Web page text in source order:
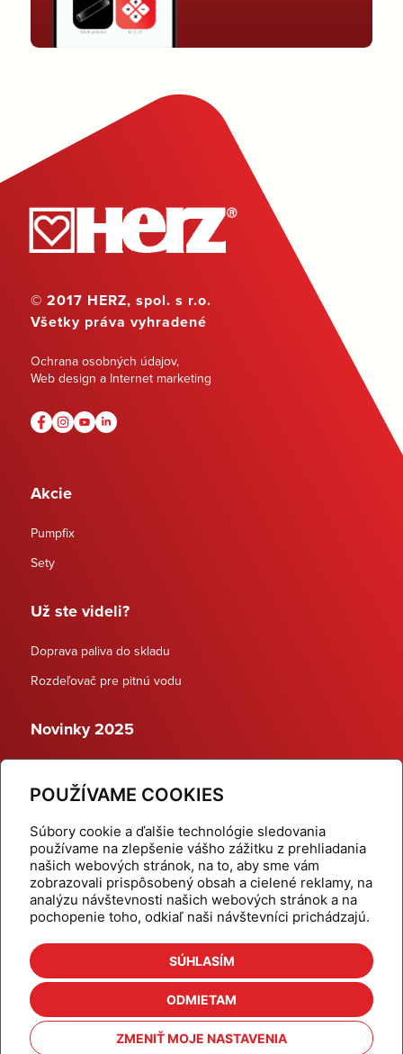
POUŽÍVAME COOKIES
Súbory cookie a ďalšie technológie sledovania
používame na zlepšenie vášho zážitku z prehliadania
našich webových stránok, na to, aby sme vám
zobrazovali prispôsobený obsah a cielené reklamy, na
analýzu návštevnosti našich webových stránok a na
pochopenie toho, odkiaľ naši návštevníci prichádzajú.
SÚHLASÍM
ODMIETAM
ZMENIŤ MOJE NASTAVENIA
© 2017 HERZ, spol. s r.o.
Všetky práva vyhradené
Ochrana osobných údajov,
Web design a Internet marketing
Akcie
Pumpfix
Sety
Už ste videli?
Doprava paliva do skladu
Rozdeľovač pre pitnú vodu
Novinky 2025
Dynamické termostatické ventily
Domov
Produkty
Aktuality
Odber šikovné tipy
Kalkulačky
Cenníky
Na stiahnutie
Referencie
Kontakt